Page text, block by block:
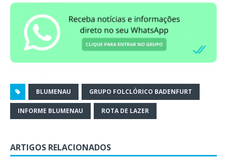
BLUMENAU GRUPO FOLCLÓRICO BADENFURT
INFORME BLUMENAU ROTA DE LAZER
ARTIGOS RELACIONADOS